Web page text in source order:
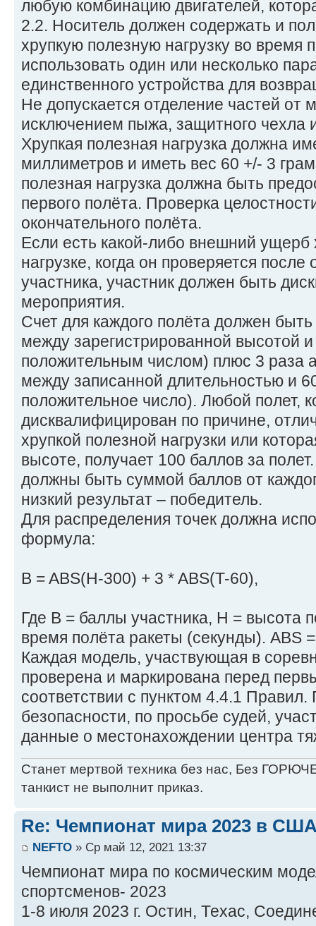
любую комбинацию двигателей,
2.2. Носитель должен содержать и
хрупкую полезную нагрузку во время
использовать один или несколько
единственного устройства для
Не допускается отделение частей от
исключением пыжа, защитного чехла
Хрупкая полезная нагрузка должна
миллиметров и иметь вес 60 +/- 3
полезная нагрузка должна быть
первого полёта. Проверка
окончательного полёта.
Если есть какой-либо внешний ущерб
нагрузке, когда он проверяется после
участника, участник должен быть
мероприятия.
Счет для каждого полёта должен
между зарегистрированной высотой
положительным числом) плюс 3 раза
между записанной длительностью и
положительное число). Любой полет,
дисквалифицирован по причине,
хрупкой полезной нагрузки или
высоте, получает 100 баллов за
должны быть суммой баллов от
низкий результат – победитель.
Для распределения точек должна
формула:
B = ABS(H-300) + 3 * ABS(T-60),
Где B = баллы участника, H = высота
время полёта ракеты (секунды). ABS
Каждая модель, участвующая в
проверена и маркирована перед
соответствии с пунктом 4.4.1
безопасности, по просьбе судей,
данные о местонахождении центра
Станет мертвой техника без нас, Без
танкист не выполнит приказ.
Re: Чемпионат мира 2023 в
NEFTO » Ср май 12, 2021 13:37
Чемпионат мира по космическим
спортсменов- 2023
1-8 июля 2023 г. Остин, Техас,